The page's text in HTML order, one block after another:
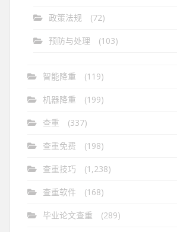
政策法规 (72)
预防与处理 (103)
智能降重 (119)
机器降重 (199)
查重 (337)
查重免费 (198)
查重技巧 (1,238)
查重软件 (168)
毕业论文查重 (289)